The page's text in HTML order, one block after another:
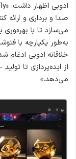
صدا و برداری و ارائه
می‌سازد تا با بهره‌وری
به‌طور یکپارچه با
خلاقانه ادوبی ادغام
از ایده‌پردازی تا
می‌دهد.»